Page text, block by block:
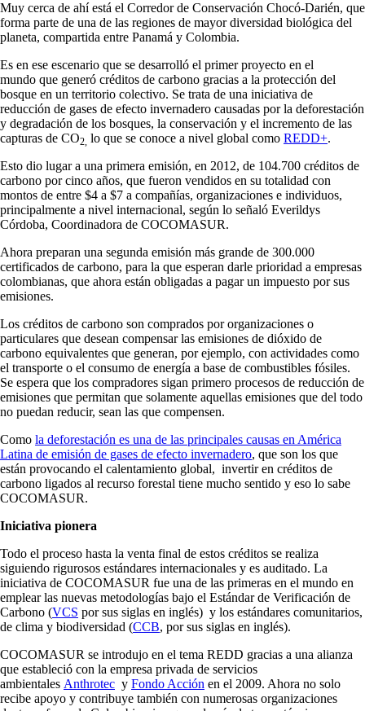
Muy cerca de ahí está el Corredor de Conservación Chocó-Darién, que
forma parte de una de las regiones de mayor diversidad biológica del
planeta, compartida entre Panamá y Colombia.
Es en ese escenario que se desarrolló el primer proyecto en el
mundo que generó créditos de carbono gracias a la protección del
bosque en un territorio colectivo. Se trata de una iniciativa de
reducción de gases de efecto invernadero causadas por la deforestación
y degradación de los bosques, la conservación y el incremento de las
capturas de CO2, lo que se conoce a nivel global como REDD+.
Esto dio lugar a una primera emisión, en 2012, de 104.700 créditos de
carbono por cinco años, que fueron vendidos en su totalidad con
montos de entre $4 a $7 a compañías, organizaciones e individuos,
principalmente a nivel internacional, según lo señaló Everildys
Córdoba, Coordinadora de COCOMASUR.
Ahora preparan una segunda emisión más grande de 300.000
certificados de carbono, para la que esperan darle prioridad a empresas
colombianas, que ahora están obligadas a pagar un impuesto por sus
emisiones.
Los créditos de carbono son comprados por organizaciones o
particulares que desean compensar las emisiones de dióxido de
carbono equivalentes que generan, por ejemplo, con actividades como
el transporte o el consumo de energía a base de combustibles fósiles.
Se espera que los compradores sigan primero procesos de reducción de
emisiones que permitan que solamente aquellas emisiones que del todo
no puedan reducir, sean las que compensen.
Como la deforestación es una de las principales causas en América
Latina de emisión de gases de efecto invernadero, que son los que
están provocando el calentamiento global, invertir en créditos de
carbono ligados al recurso forestal tiene mucho sentido y eso lo sabe
COCOMASUR.
Iniciativa pionera
Todo el proceso hasta la venta final de estos créditos se realiza
siguiendo rigurosos estándares internacionales y es auditado. La
iniciativa de COCOMASUR fue una de las primeras en el mundo en
emplear las nuevas metodologías bajo el Estándar de Verificación de
Carbono (VCS por sus siglas en inglés) y los estándares comunitarios,
de clima y biodiversidad (CCB, por sus siglas en inglés).
COCOMASUR se introdujo en el tema REDD gracias a una alianza
que estableció con la empresa privada de servicios
ambientales Anthrotec y Fondo Acción en el 2009. Ahora no solo
recibe apoyo y contribuye también con numerosas organizaciones